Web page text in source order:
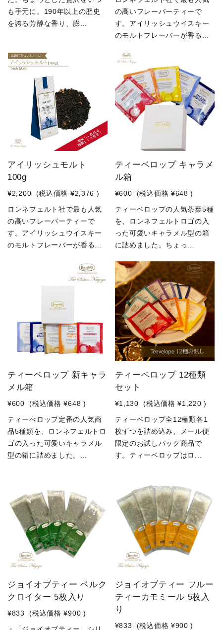
も手元に。190年以上の歴史
を誇る芳醇な香り、膨...
の高いフレーバーティーで
す。アイリッシュウイスキー
のモルトフレーバーが香る...
アイリッシュモルト
100g
¥2,200 (税込価格 ¥2,376 )
ロンネフェルト社で最も人気
の高いフレーバーティーで
す。アイリッシュウイスキー
のモルトフレーバーが香る...
ティーベロップ キャラメ
ル箱
¥600 (税込価格 ¥648 )
ティーベロップの人気茶葉5種
を、ロンネフェルトロゴの入
った可愛いキャラメル型の箱
に詰めました。ちょっ...
ティーベロップ 新キャラ
メル箱
¥600 (税込価格 ¥648 )
ティーべロップ定番の人気商
品5種類を、ロンネフェルトロ
ゴの入った可愛いキャラメル
型の箱に詰めました。...
ティーベロップ 12種類
セット
¥1,130 (税込価格 ¥1,220 )
ティーベロップ全12種類各1
枚ずつを詰め込み、メール便
限定のお試しパック商品で
す。ティーベロップはロ...
ジョイオブティー ベルク
クロイター 5枚入り
¥833 (税込価格 ¥900 )
ジョイオブティー フルー
ティーカモミール 5枚入
り
¥833 (税込価格 ¥900 )